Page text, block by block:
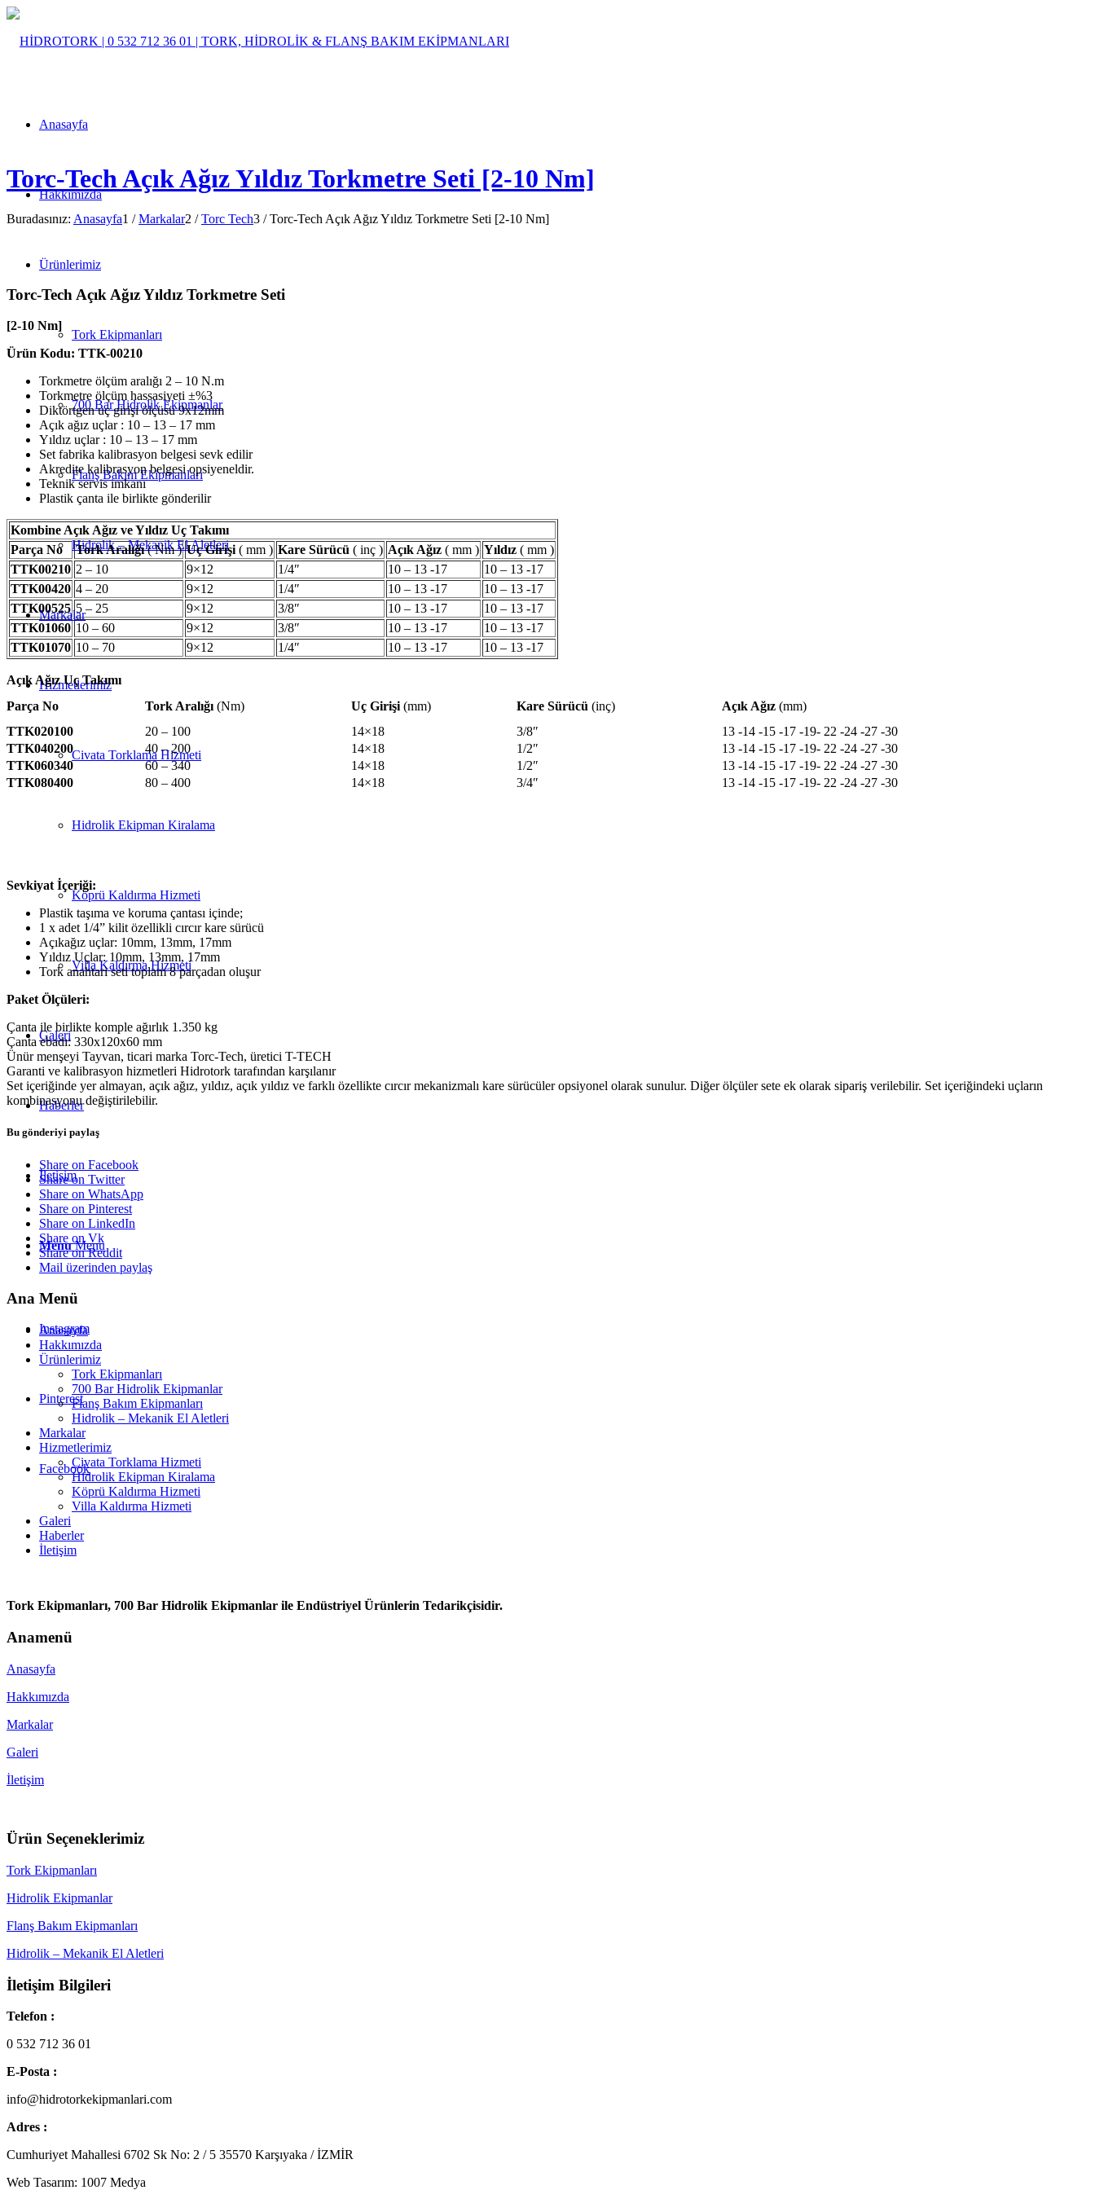
Anasayfa
Hakkımızda
Ürünlerimiz
Tork Ekipmanları
700 Bar Hidrolik Ekipmanlar
Flanş Bakım Ekipmanları
Hidrolik – Mekanik El Aletleri
Markalar
Hizmetlerimiz
Civata Torklama Hizmeti
Hidrolik Ekipman Kiralama
Köprü Kaldırma Hizmeti
Villa Kaldırma Hizmeti
Galeri
Haberler
İletişim
Menu Menu
Instagram
Pinterest
Facebook
Torc-Tech Açık Ağız Yıldız Torkmetre Seti [2-10 Nm]
Buradasınız: Anasayfa1 / Markalar2 / Torc Tech3 / Torc-Tech Açık Ağız Yıldız Torkmetre Seti [2-10 Nm]
Torc-Tech Açık Ağız Yıldız Torkmetre Seti
[2-10 Nm]
Ürün Kodu: TTK-00210
Torkmetre ölçüm aralığı 2 – 10 N.m
Torkmetre ölçüm hassasiyeti ±%3
Diktörtgen uç girişi ölçüsü 9x12mm
Açık ağız uçlar : 10 – 13 – 17 mm
Yıldız uçlar : 10 – 13 – 17 mm
Set fabrika kalibrasyon belgesi sevk edilir
Akredite kalibrasyon belgesi opsiyeneldir.
Teknik servis imkanı
Plastik çanta ile birlikte gönderilir
Kombine Açık Ağız ve Yıldız Uç Takımı
Parça No
Tork Aralığı( Nm ) Uç Girişi ( mm ) Kare Sürücü ( inç ) Açık Ağız ( mm ) Yıldız ( mm )
TTK00210 2 – 10 9×12 1/4″ 10 – 13 -17
10 – 13 -17
TTK00420 4 – 20 9×12 1/4″ 10 – 13 -17
10 – 13 -17
TTK00525 5 – 25 9×12 3/8″ 10 – 13 -17
10 – 13 -17
TTK01060 10 – 60 9×12 3/8″ 10 – 13 -17
10 – 13 -17
TTK01070 10 – 70 9×12 1/4″ 10 – 13 -17 10 – 13 -17
Açık Ağız Uç Takımı
Parça No
Tork Aralığı (Nm) Uç Girişi (mm) Kare Sürücü (inç) Açık Ağız (mm)
TTK020100
20 – 100 14×18 3/8″
13 -14 -15 -17 -19- 22 -24 -27 -30
TTK040200
40 – 200 14×18 1/2″
13 -14 -15 -17 -19- 22 -24 -27 -30
TTK060340
60 – 340 14×18 1/2″
13 -14 -15 -17 -19- 22 -24 -27 -30
TTK080400
80 – 400 14×18 3/4″ 13 -14 -15 -17 -19- 22 -24 -27 -30
Sevkiyat İçeriği:
Plastik taşıma ve koruma çantası içinde;
1 x adet 1/4” kilit özellikli cırcır kare sürücü
Açıkağız uçlar: 10mm, 13mm, 17mm
Yıldız Uçlar: 10mm, 13mm, 17mm
Tork anahtari seti toplam 8 parçadan oluşur
Paket Ölçüleri:
Çanta ile birlikte komple ağırlık 1.350 kg
Çanta ebadı: 330x120x60 mm
Ünür menşeyi Tayvan, ticari marka Torc-Tech, üretici T-TECH
Garanti ve kalibrasyon hizmetleri Hidrotork tarafından karşılanır
Set içeriğinde yer almayan, açık ağız, yıldız, açık yıldız ve farklı özellikte cırcır mekanizmalı kare sürücüler opsiyonel olarak sunulur. Diğer ölçüler sete ek olarak sipariş verilebilir. Set içeriğindeki uçların
kombinasyonu değiştirilebilir.
Bu gönderiyi paylaş
Share on Facebook
Share on Twitter
Share on WhatsApp
Share on Pinterest
Share on LinkedIn
Share on Vk
Share on Reddit
Mail üzerinden paylaş
Ana Menü
Anasayfa
Hakkımızda
Ürünlerimiz
Tork Ekipmanları
700 Bar Hidrolik Ekipmanlar
Flanş Bakım Ekipmanları
Hidrolik – Mekanik El Aletleri
Markalar
Hizmetlerimiz
Civata Torklama Hizmeti
Hidrolik Ekipman Kiralama
Köprü Kaldırma Hizmeti
Villa Kaldırma Hizmeti
Galeri
Haberler
İletişim
Tork Ekipmanları, 700 Bar Hidrolik Ekipmanlar ile Endüstriyel Ürünlerin Tedarikçisidir.
Anamenü
Anasayfa
Hakkımızda
Markalar
Galeri
İletişim
Ürün Seçeneklerimiz
Tork Ekipmanları
Hidrolik Ekipmanlar
Flanş Bakım Ekipmanları
Hidrolik – Mekanik El Aletleri
İletişim Bilgileri
Telefon :
0 532 712 36 01
E-Posta :
info@hidrotorkekipmanlari.com
Adres :
Cumhuriyet Mahallesi 6702 Sk No: 2 / 5 35570 Karşıyaka / İZMİR
Web Tasarım: 1007 Medya